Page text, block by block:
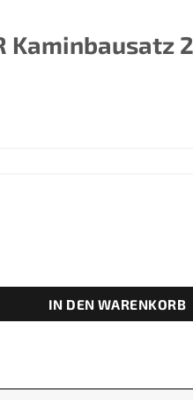
Kaminbausatz
IN DEN WARENKORB